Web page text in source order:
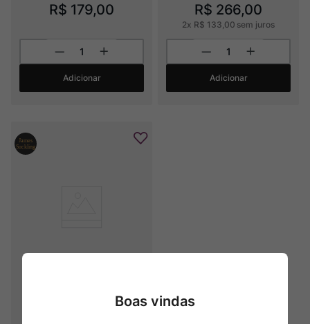
R$ 179,00
Adicionar
R$ 266,00
2x R$ 133 00 sem juros
Adicionar
Boas vindas